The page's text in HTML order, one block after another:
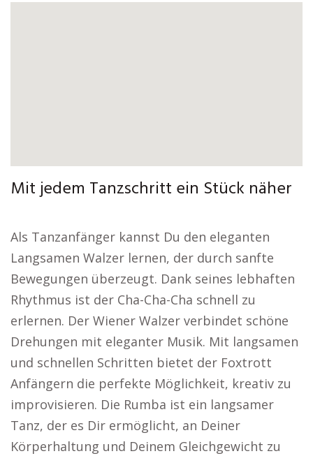
Mit jedem Tanzschritt ein Stück näher
Als Tanzanfänger kannst Du den eleganten
Langsamen Walzer lernen, der durch sanfte
Bewegungen überzeugt. Dank seines lebhaften
Rhythmus ist der Cha-Cha-Cha schnell zu
erlernen. Der Wiener Walzer verbindet schöne
Drehungen mit eleganter Musik. Mit langsamen
und schnellen Schritten bietet der Foxtrott
Anfängern die perfekte Möglichkeit, kreativ zu
improvisieren. Die Rumba ist ein langsamer
Tanz, der es Dir ermöglicht, an Deiner
Körperhaltung und Deinem Gleichgewicht zu